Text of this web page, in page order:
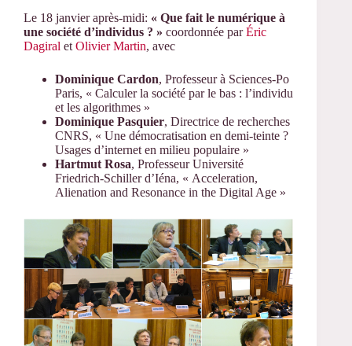
Le 18 janvier après-midi: « Que fait le numérique à
une société d’individus ? » coordonnée parÉric
Dagiral et Olivier Martin, avec
Dominique Cardon, Professeur à Sciences-Po
Paris, « Calculer la société par le bas : l’individu
et les algorithmes »
Dominique Pasquier, Directrice de recherches
CNRS, « Une démocratisation en demi-teinte ?
Usages d’internet en milieu populaire »
Hartmut Rosa, Professeur Université
Friedrich-Schiller d’Iéna, « Acceleration,
Alienation and Resonance in the Digital Age »